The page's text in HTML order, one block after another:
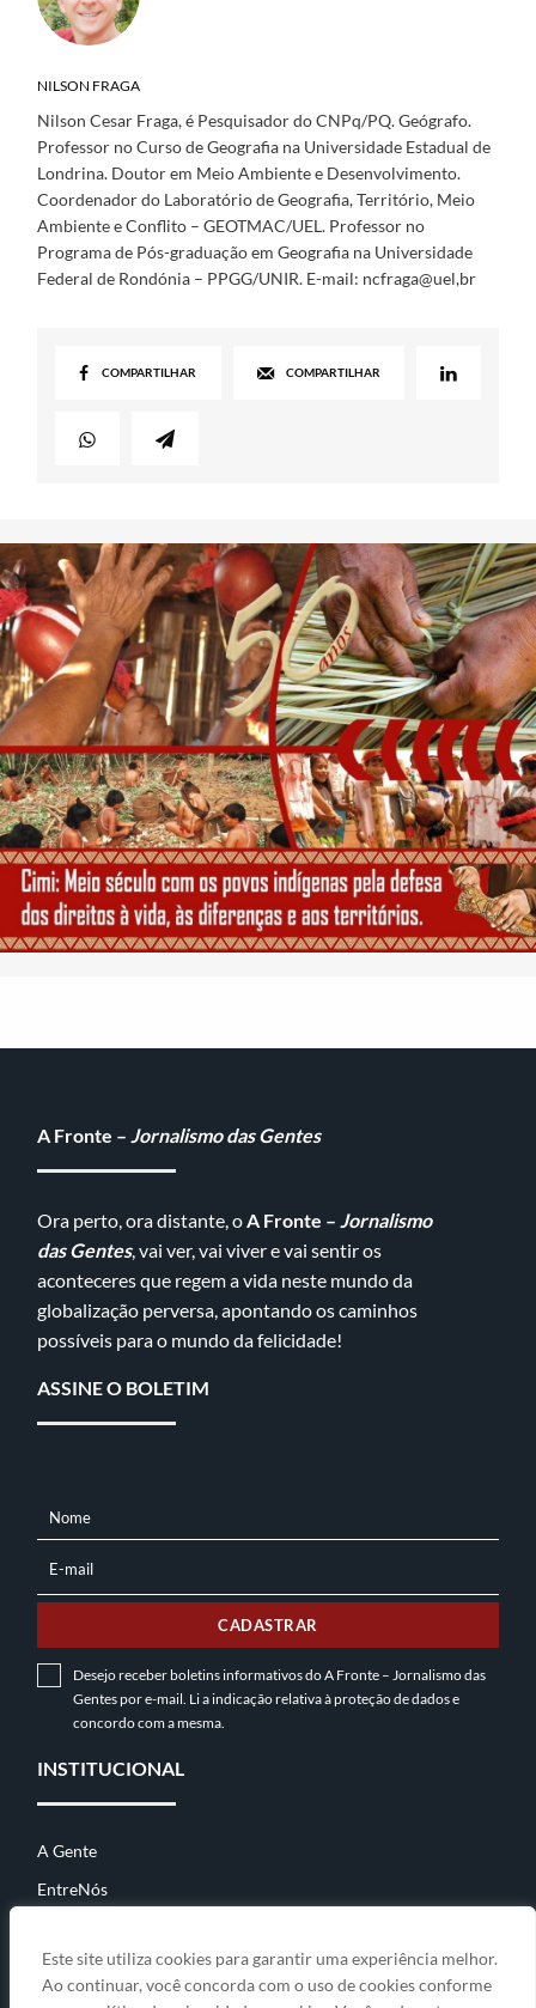
Este site utiliza cookies para garantir uma experiência melhor.
Ao continuar, você concorda com o uso de cookies conforme
NILSON FRAGA
Nilson Cesar Fraga, é Pesquisador do CNPq/PQ. Geógrafo.
Professor no Curso de Geografia na Universidade Estadual de
Londrina. Doutor em Meio Ambiente e Desenvolvimento.
Coordenador do Laboratório de Geografia, Território, Meio
Ambiente e Conflito – GEOTMAC/UEL. Professor no
Programa de Pós-graduação em Geografia na Universidade
Federal de Rondónia – PPGG/UNIR. E-mail: ncfraga@uel,br
COMPARTILHAR COMPARTILHAR
A Fronte – Jornalismo das Gentes
Ora perto, ora distante, oA Fronte – Jornalismo
das Gentes, vai ver, vai viver e vai sentir os
aconteceres que regem a vida neste mundo da
globalização perversa, apontando os caminhos
possíveis para o mundo da felicidade!
ASSINE O BOLETIM
NOME
Nome
MAIL
E-mail
CADASTRAR
Desejo receber boletins informativos do A Fronte – Jornalismo das
Gentes por e-mail. Li a indicação relativa àproteção de dadose
concordo com a mesma.
INSTITUCIONAL
A Gente
EntreNós